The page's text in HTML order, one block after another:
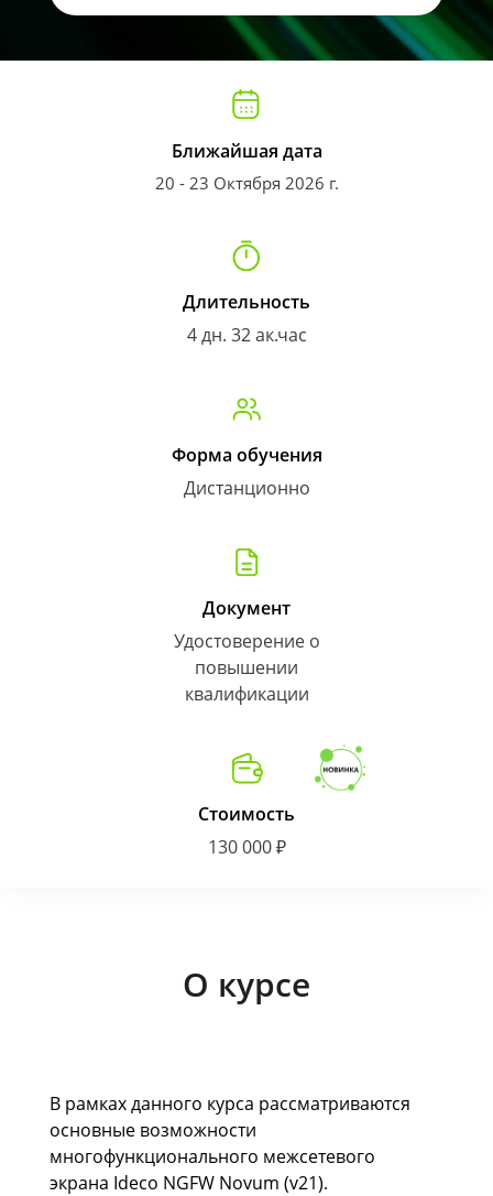
Ближайшая дата
20 - 23 Октября 2026 г.
Длительность
4 дн. 32 ак.час
Форма обучения
Дистанционно
Документ
Удостоверение о
повышении
квалификации
Стоимость
130 000 ₽
О курсе
В рамках данного курса рассматриваются
основные возможности
многофункционального межсетевого
экрана Ideco NGFW Novum (v21).